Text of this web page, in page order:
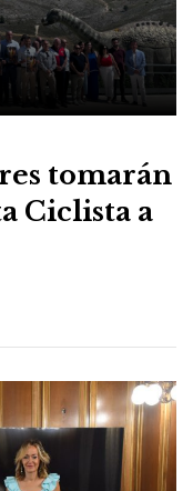
tomarán
Ciclista a